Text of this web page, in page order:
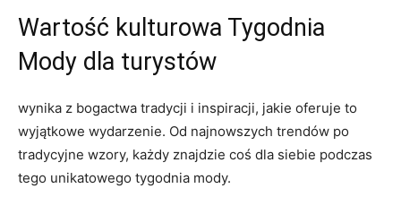
Wartość kulturowa ⁢Tygodnia
Mody dla turystów
wynika z ‌bogactwa tradycji i inspiracji, jakie oferuje to
wyjątkowe wydarzenie. Od najnowszych⁤ trendów⁢ po
tradycyjne wzory, każdy znajdzie coś dla siebie podczas
tego‌ unikatowego tygodnia mody.